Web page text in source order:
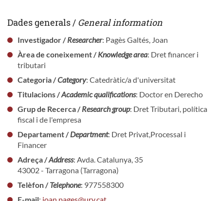
Dades generals / General information
Investigador /Researcher: Pagès Galtés, Joan
Àrea de coneixement /Knowledge area: Dret financer i
tributari
Categoria /Category: Catedràtic/a d'universitat
Titulacions /Academic qualifications: Doctor en Derecho
Grup de Recerca /Research group: Dret Tributari, política
fiscal i de l'empresa
Departament /Department: Dret Privat,Processal i
Financer
Adreça /Address: Avda. Catalunya, 35
43002 - Tarragona (Tarragona)
Telèfon /Telephone: 977558300
E-mail: joan.pages@urv.cat